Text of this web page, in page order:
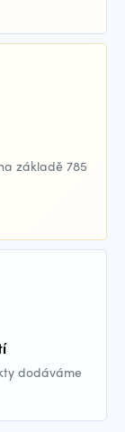
základě 785
dodáváme